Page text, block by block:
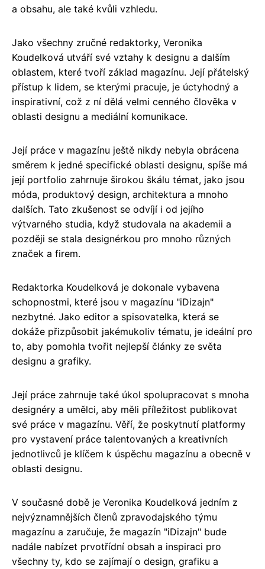
a obsahu, ale také kvůli vzhledu.
Jako všechny zručné redaktorky, Veronika
Koudelková utváří své vztahy k designu a dalším
oblastem, které tvoří základ magazínu. Její přátelský
přístup k lidem, se kterými pracuje, je úctyhodný a
inspirativní, což z ní dělá velmi cenného člověka v
oblasti designu a mediální komunikace.
Její práce v magazínu ještě nikdy nebyla obrácena
směrem k jedné specifické oblasti designu, spíše má
její portfolio zahrnuje širokou škálu témat, jako jsou
móda, produktový design, architektura a mnoho
dalších. Tato zkušenost se odvíjí i od jejího
výtvarného studia, když studovala na akademii a
později se stala designérkou pro mnoho různých
značek a firem.
Redaktorka Koudelková je dokonale vybavena
schopnostmi, které jsou v magazínu "iDizajn"
nezbytné. Jako editor a spisovatelka, která se
dokáže přizpůsobit jakémukoliv tématu, je ideální pro
to, aby pomohla tvořit nejlepší články ze světa
designu a grafiky.
Její práce zahrnuje také úkol spolupracovat s mnoha
designéry a umělci, aby měli příležitost publikovat
své práce v magazínu. Věří, že poskytnutí platformy
pro vystavení práce talentovaných a kreativních
jednotlivců je klíčem k úspěchu magazínu a obecně v
oblasti designu.
V současné době je Veronika Koudelková jedním z
nejvýznamnějších členů zpravodajského týmu
magazínu a zaručuje, že magazín "iDizajn" bude
nadále nabízet prvotřídní obsah a inspiraci pro
všechny ty, kdo se zajímají o design, grafiku a